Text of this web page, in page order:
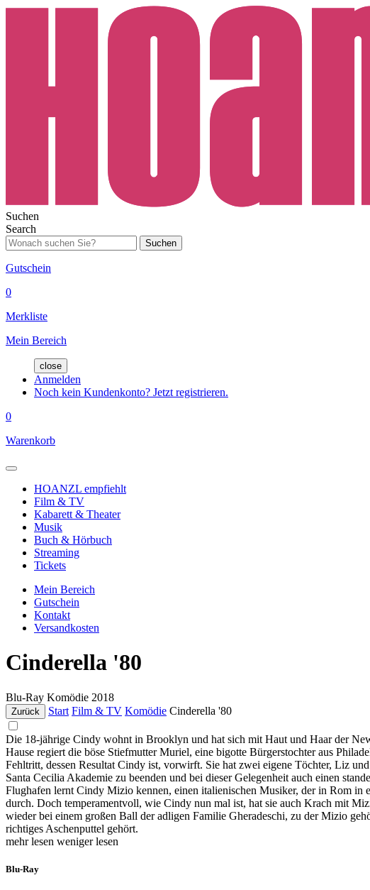
Suchen
Search
Suchen
Gutschein
0
Merkliste
Mein Bereich
close
Anmelden
Noch kein Kundenkonto? Jetzt registrieren.
0
Warenkorb
HOANZL empfiehlt
Film & TV
Kabarett & Theater
Musik
Buch & Hörbuch
Streaming
Tickets
Mein Bereich
Gutschein
Kontakt
Versandkosten
Cinderella '80
Blu-Ray Komödie 2018
Zurück Start Film & TV Komödie Cinderella '80
Die 18-jährige Cindy wohnt in Brooklyn und hat sich mit Haut und Haar der
Hause regiert die böse Stiefmutter Muriel, eine bigotte Bürgerstochter aus
Fehltritt, dessen Resultat Cindy ist, vorwirft. Sie hat zwei eigene Töchter, Liz
Santa Cecilia Akademie zu beenden und bei dieser Gelegenheit auch einen
Flughafen lernt Cindy Mizio kennen, einen italienischen Musiker, der in Rom in
durch. Doch temperamentvoll, wie Cindy nun mal ist, hat sie auch Krach mit
wieder bei einem großen Ball der adligen Familie Gheradeschi, zu der Mizio
richtiges Aschenputtel gehört.
mehr lesen weniger lesen
Blu-Ray